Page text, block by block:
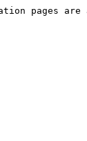
pages are